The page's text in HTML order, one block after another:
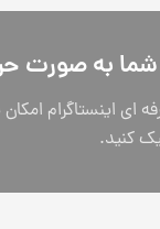
شما به صورت
ای اینستاگرام
کنید.